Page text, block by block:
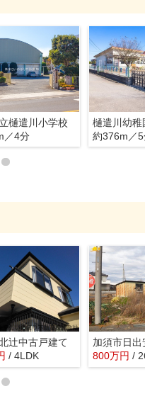
樋遣川小学校
／4分
樋遣川幼稚
約376m／
辻中古戸建て
/ 4LDK
加須市日出
800万円 /